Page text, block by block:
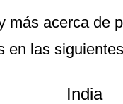
acerca de
en las
India